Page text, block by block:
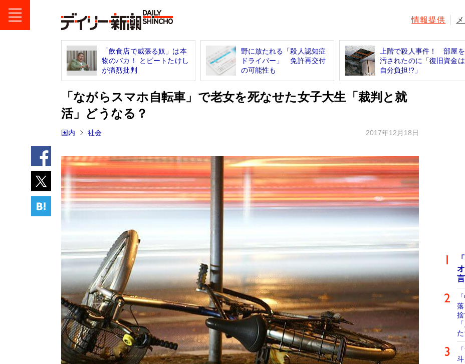
情報提供
「飲食店で威張る奴」は本
物のバカ！ とビートたけし
が痛烈批判
野に放たれる「殺人認知症
ドライバー」 免許再交付
の可能性も
上階で殺人事件！ 部屋を
汚されたのに「復旧資金は
自分負担!?」
「ながらスマホ自転車」で老女を死なせた女子大生「裁判と就
活」どうなる？
国内 社会 2017年12月18日